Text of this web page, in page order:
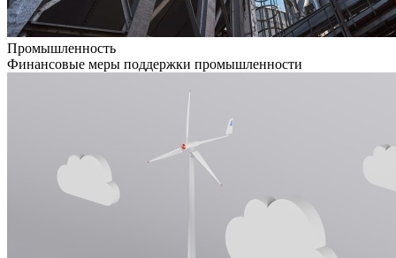
Промышленность
Финансовые меры поддержки промышленности